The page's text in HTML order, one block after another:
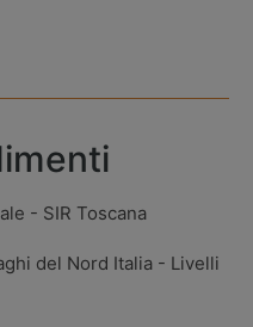
- SIR Toscana
del Nord Italia - Livelli